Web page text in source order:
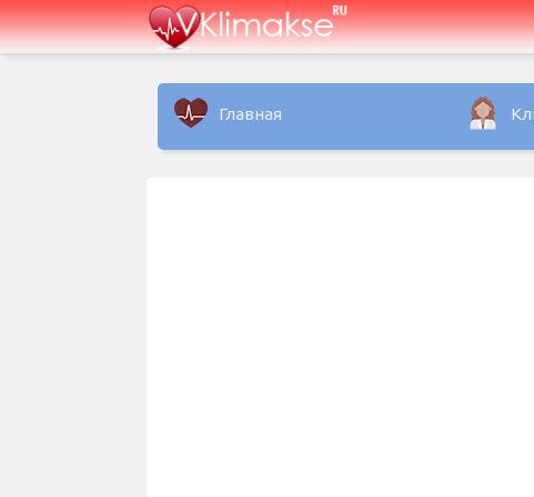
Главная